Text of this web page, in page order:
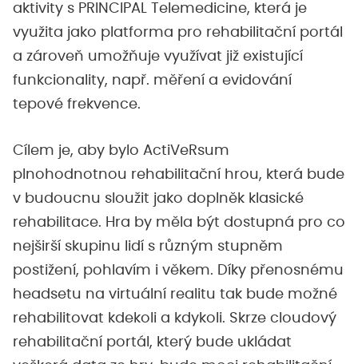
aktivity s PRINCIPAL Telemedicine, která je
využita jako platforma pro rehabilitační portál
a zároveň umožňuje využívat již existující
funkcionality, např. měření a evidování
tepové frekvence.
Cílem je, aby bylo ActiVeRsum
plnohodnotnou rehabilitační hrou, která bude
v budoucnu sloužit jako doplněk klasické
rehabilitace. Hra by měla být dostupná pro co
nejširší skupinu lidí s různým stupněm
postižení, pohlavím i věkem. Díky přenosnému
headsetu na virtuální realitu tak bude možné
rehabilitovat kdekoli a kdykoli. Skrze cloudový
rehabilitační portál, který bude ukládat